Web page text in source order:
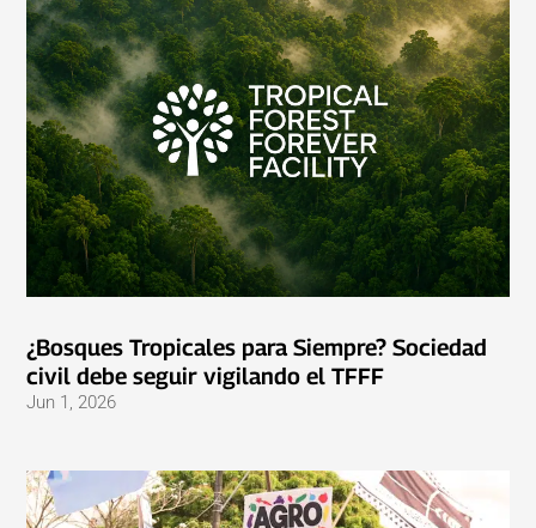
¿Bosques Tropicales para Siempre? Sociedad
civil debe seguir vigilando el TFFF
Jun 1, 2026